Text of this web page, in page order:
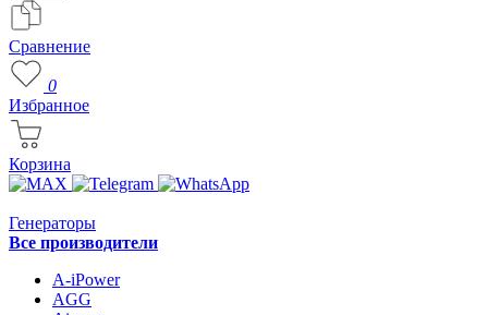
Сравнение
0
Избранное
Корзина
Генераторы
Все производители
A-iPower
AGG